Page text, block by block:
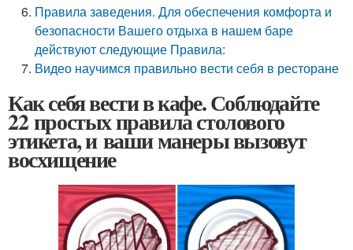
Правила заведения. Для обеспечения комфорта и
безопасности Вашего отдыха в нашем баре
действуют следующие Правила:
Видео научимся правильно вести себя в ресторане
Как себя вести в кафе. Соблюдайте
22 простых правила столового
этикета, и ваши манеры вызовут
восхищение